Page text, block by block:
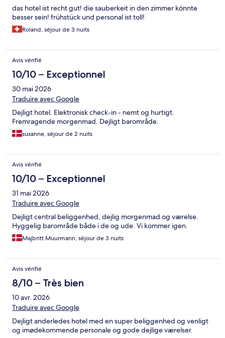
das hotel ist recht gut! die sauberkeit in den zimmer könnte
besser sein! frühstück und personal ist toll!
Roland, séjour de 3 nuits
Avis vérifié
10/10 – Exceptionnel
30 mai 2026
Traduire avec Google
Dejligt hotel. Elektronisk check-in - nemt og hurtigt.
Fremragende morgenmad. Dejligt barområde.
susanne, séjour de 2 nuits
Avis vérifié
10/10 – Exceptionnel
31 mai 2026
Traduire avec Google
Dejligt central beliggenhed, dejlig morgenmad og værelse.
Hyggelig barområde både i de og ude. Vi kommer igen.
Majbritt Muurmann, séjour de 3 nuits
Avis vérifié
8/10 – Très bien
10 avr. 2026
Traduire avec Google
Dejligt anderledes hotel med en super beliggenhed og venligt
og imødekommende personale og gode dejlige værelser.